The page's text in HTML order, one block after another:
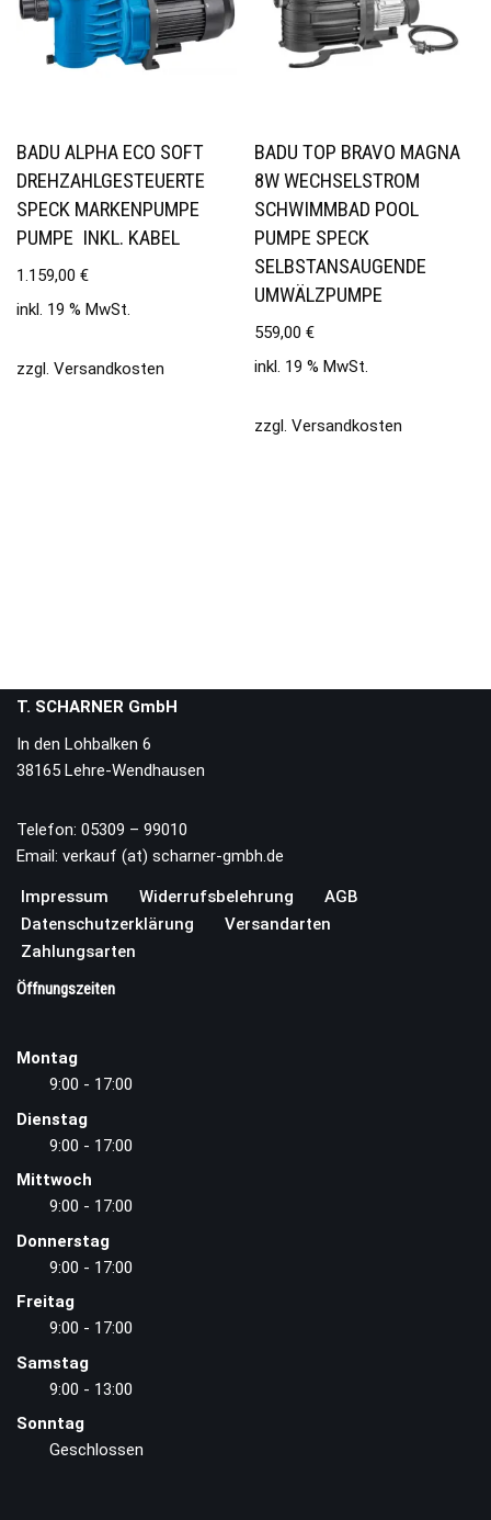
BADU ALPHA ECO SOFT
DREHZAHLGESTEUERTE
SPECK MARKENPUMPE
PUMPE INKL. KABEL
1.159,00 €
inkl. 19 % MwSt.
zzgl. Versandkosten
BADU TOP BRAVO MAGNA
8W WECHSELSTROM
SCHWIMMBAD POOL
PUMPE SPECK
SELBSTANSAUGENDE
UMWÄLZPUMPE
559,00€
inkl. 19 % MwSt.
zzgl.Versandkosten
T. SCHARNER GmbH
In den Lohbalken 6
38165 Lehre-Wendhausen
Telefon: 05309 – 99010
Email: verkauf (at) scharner-gmbh.de
Impressum Widerrufsbelehrung
AGB
Datenschutzerklärung
Versandarten
Zahlungsarten
Öffnungszeiten
Montag
9:00 - 17:00
Dienstag
9:00 - 17:00
Mittwoch
9:00 - 17:00
Donnerstag
9:00 - 17:00
Freitag
9:00 - 17:00
Samstag
9:00 - 13:00
Sonntag
Geschlossen